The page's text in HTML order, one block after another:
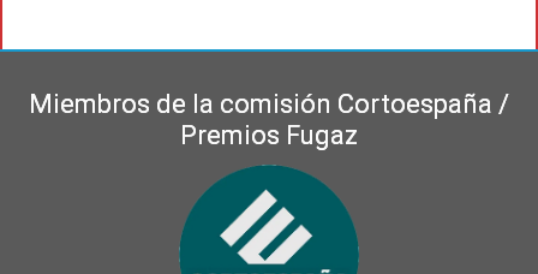
Miembros de la comisión Cortoespaña /
Premios Fugaz